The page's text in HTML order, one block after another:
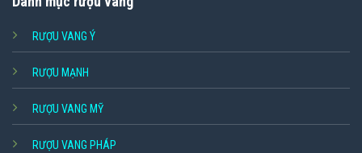
RƯỢU VANG Ý
RƯỢU MẠNH
RƯỢU VANG MỸ
RƯỢU VANG PHÁP